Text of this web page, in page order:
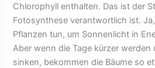
Chlorophyll enthalten. Das ist der
Fotosynthese verantwortlich ist.
Pflanzen tun, um Sonnenlicht in
Aber wenn die Tage kürzer werden
sinken, bekommen die Bäume so